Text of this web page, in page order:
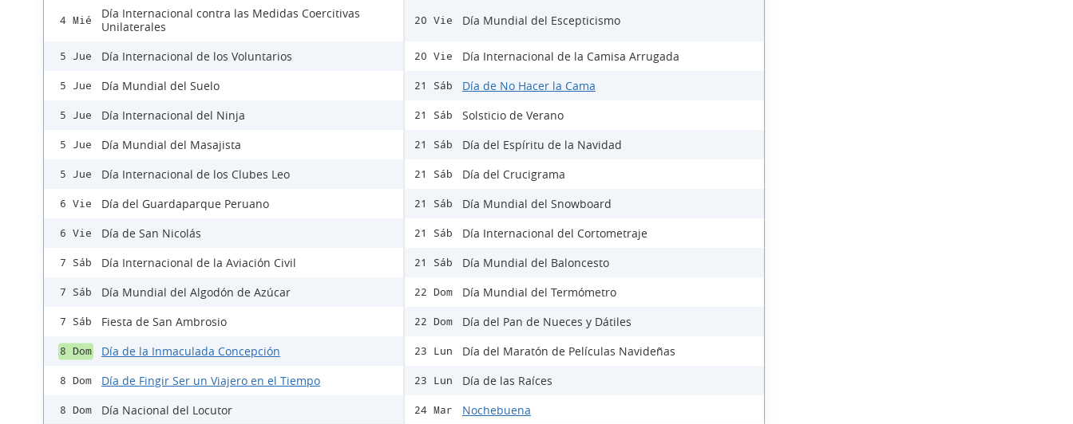
4 Mié
Día Internacional contra las Medidas Coercitivas
Unilaterales
5 Jue Día Internacional de los Voluntarios
5 Jue Día Mundial del Suelo
5 Jue Día Internacional del Ninja
5 Jue Día Mundial del Masajista
5 Jue Día Internacional de los Clubes Leo
6 Vie Día del Guardaparque Peruano
6 Vie Día de San Nicolás
7 Sáb Día Internacional de la Aviación Civil
7 Sáb Día Mundial del Algodón de Azúcar
7 Sáb Fiesta de San Ambrosio
8 Dom Día de la Inmaculada Concepción
8 Dom Día de Fingir Ser un Viajero en el Tiempo
8 Dom Día Nacional del Locutor
20 Vie Día Mundial del Escepticismo
20 Vie Día Internacional de la Camisa Arrugada
21 Sáb Día de No Hacer la Cama
21 Sáb Solsticio de Verano
21 Sáb Día del Espíritu de la Navidad
21 Sáb Día del Crucigrama
21 Sáb Día Mundial del Snowboard
21 Sáb Día Internacional del Cortometraje
21 Sáb Día Mundial del Baloncesto
22 Dom Día Mundial del Termómetro
22 Dom Día del Pan de Nueces y Dátiles
23 Lun Día del Maratón de Películas Navideñas
23 Lun Día de las Raíces
24 Mar Nochebuena